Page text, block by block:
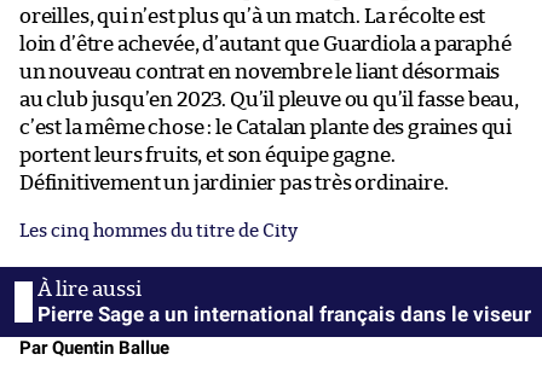
oreilles, qui n’est plus qu’à un match. La récolte est
loin d’être achevée, d’autant que Guardiola a paraphé
un nouveau contrat en novembre le liant désormais
au club jusqu’en 2023. Qu’il pleuve ou qu’il fasse beau,
c’est la même chose : le Catalan plante des graines qui
portent leurs fruits, et son équipe gagne.
Définitivement un jardinier pas très ordinaire.
Les cinq hommes du titre de City
Pierre Sage a un international français dans le viseur
Par Quentin Ballue